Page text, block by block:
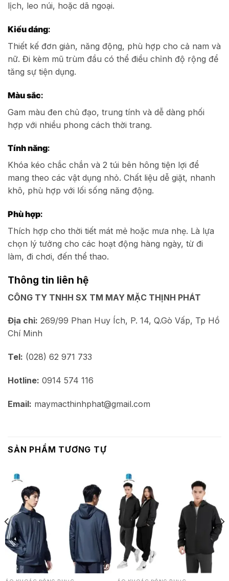
lịch, leo núi, hoặc dã ngoại.
Kiểu dáng:
Thiết kế đơn giản, năng động, phù hợp cho cả nam và
nữ. Đi kèm mũ trùm đầu có thể điều chỉnh độ rộng để
tăng sự tiện dụng.
Màu sắc:
Gam màu đen chủ đạo, trung tính và dễ dàng phối
hợp với nhiều phong cách thời trang.
Tính năng:
Khóa kéo chắc chắn và 2 túi bên hông tiện lợi để
mang theo các vật dụng nhỏ. Chất liệu dễ giặt, nhanh
khô, phù hợp với lối sống năng động.
Phù hợp:
Thích hợp cho thời tiết mát mẻ hoặc mưa nhẹ. Là lựa
chọn lý tưởng cho các hoạt động hàng ngày, từ đi
làm, đi chơi, đến thể thao.
Thông tin liên hệ
CÔNG TY TNHH SX TM MAY MẶC THỊNH PHÁT
Địa chỉ: 269/99 Phan Huy Ích, P. 14, Q.Gò Vấp, Tp Hồ
Chí Minh
Tel: (028) 62 971 733
Hotline: 0914 574 116
Email: maymacthinhphat@gmail.com
SẢN PHẨM TƯƠNG TỰ